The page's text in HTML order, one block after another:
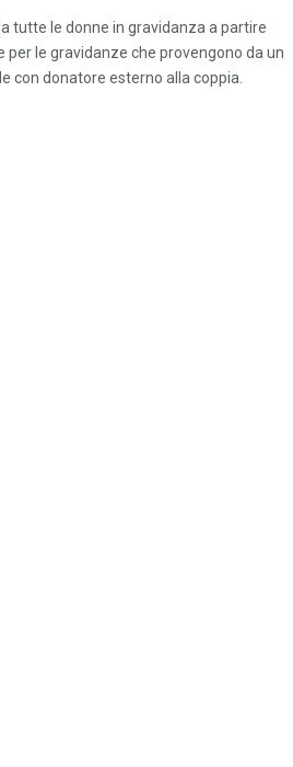
tutte le donne in gravidanza a partire
le gravidanze che provengono da un
con donatore esterno alla coppia.